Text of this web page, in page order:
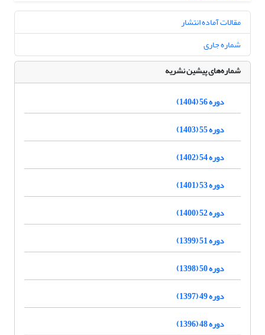
مقالات آماده انتشار
شماره جاری
شماره‌های پیشین نشریه
دوره 56 (1404)
دوره 55 (1403)
دوره 54 (1402)
دوره 53 (1401)
دوره 52 (1400)
دوره 51 (1399)
دوره 50 (1398)
دوره 49 (1397)
دوره 48 (1396)